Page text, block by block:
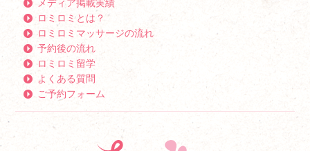
メディア掲載実績
ロミロミとは？
ロミロミマッサージの流れ
予約後の流れ
ロミロミ留学
よくある質問
ご予約フォーム